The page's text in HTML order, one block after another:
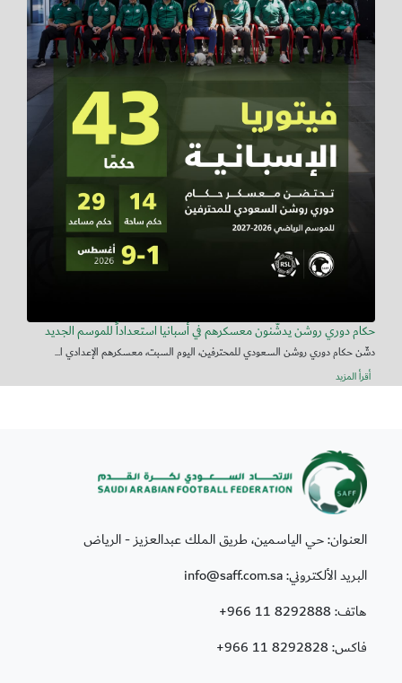
حكام دوري روشن يدشّنون معسكرهم في أسبانيا استعداداً للموسم الجديد
دشّن حكام دوري روشن السعودي للمحترفين، اليوم السبت، معسكرهم الإعدادي ا...
أقرأ المزيد
العنوان: حي الياسمين، طريق الملك عبدالعزيز - الرياض
البريد الألكتروني: info@saff.com.sa
هاتف:+966 11 8292888
فاكس:+966 11 8292828